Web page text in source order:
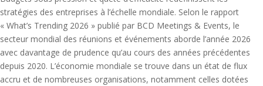
stratégies des entreprises à l’échelle mondiale. Selon le rapport
« What’s Trending 2026 » publié par BCD Meetings & Events, le
secteur mondial des réunions et événements aborde l’année 2026
avec davantage de prudence qu’au cours des années précédentes
depuis 2020. L’économie mondiale se trouve dans un état de flux
accru et de nombreuses organisations, notamment celles dotées